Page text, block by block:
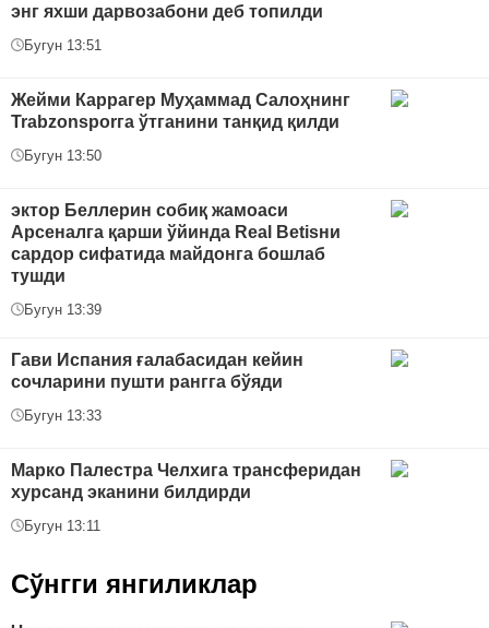
энг яхши дарвозабони деб топилди
Бугун 13:51
Жейми Каррагер Муҳаммад Салоҳнинг
Trabzonsporга ўтганини танқид қилди
Бугун 13:50
эктор Беллерин собиқ жамоаси
Арсеналга қарши ўйинда Real Betisни
сардор сифатида майдонга бошлаб
тушди
Бугун 13:39
Гави Испания ғалабасидан кейин
сочларини пушти рангга бўяди
Бугун 13:33
Марко Палестра Челхига трансферидан
хурсанд эканини билдирди
Бугун 13:11
Сўнгги янгиликлар